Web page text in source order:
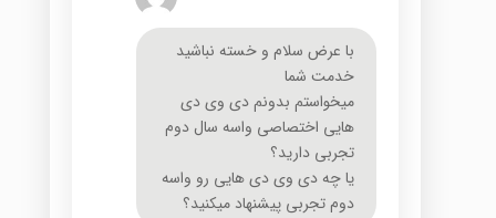
با عرض سلام و خسته نباشید
خدمت شما
میخواستم بدونم دی وی دی
هایی اختصاصی واسه سال دوم
تجربی دارید؟
یا چه دی وی دی هایی رو واسه
دوم تجربی پیشنهاد میکنید؟